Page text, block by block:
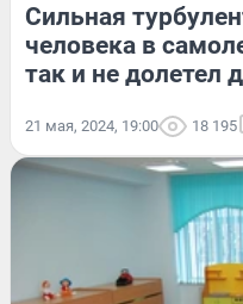
Сильная
человека в
так и не долетел
21 мая, 2024, 19:00 18 195